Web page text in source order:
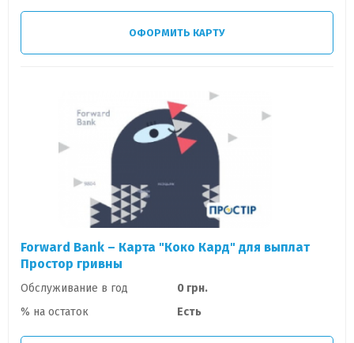
ОФОРМИТЬ КАРТУ
Forward Bank – Карта "Коко Кард" для выплат
Простор гривны
Обслуживание в год
0 грн.
% на остаток
Есть